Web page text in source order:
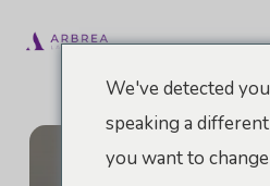
principale
We've detected
speaking a
you want to